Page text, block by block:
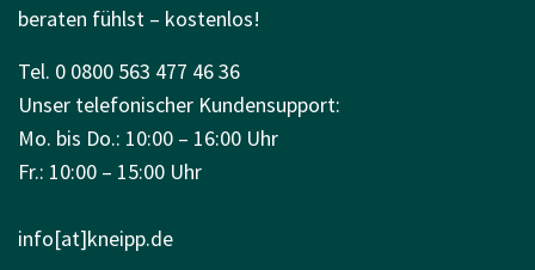
beraten fühlst – kostenlos!
Tel. 0 0800 563 477 46 36
Unser telefonischer Kundensupport:
Mo. bis Do.: 10:00 – 16:00 Uhr
Fr.: 10:00 – 15:00 Uhr
info[at]kneipp.de